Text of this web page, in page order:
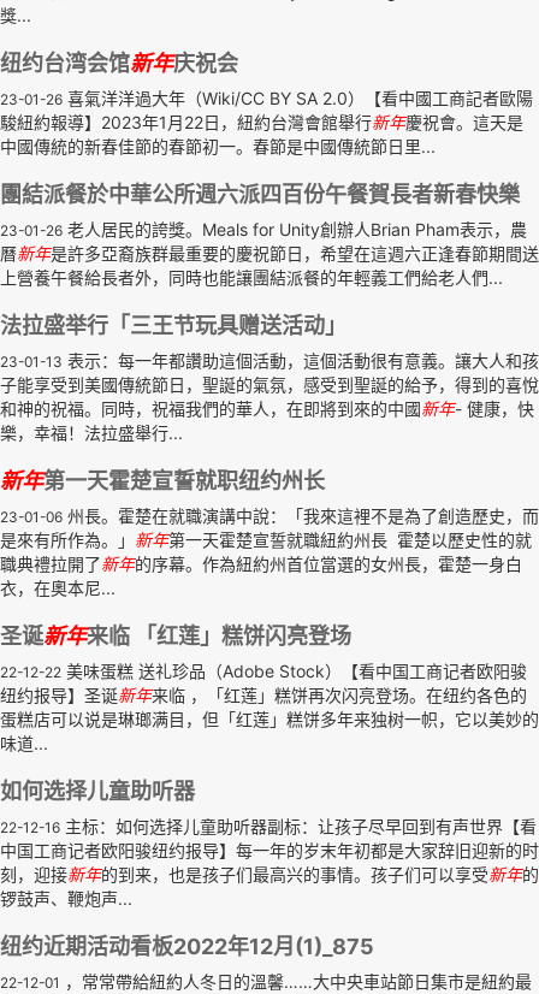
獎...
纽约台湾会馆新年庆祝会
23-01-26 喜氣洋洋過大年（Wiki/CC BY SA 2.0）【看中國工商記者歐陽
駿紐約報導】2023年1月22日，紐約台灣會館舉行新年慶祝會。這天是
中國傳統的新春佳節的春節初一。春節是中國傳統節日里...
團結派餐於中華公所週六派四百份午餐賀長者新春快樂
23-01-26 老人居民的誇獎。Meals for Unity創辦人Brian Pham表示，農
曆新年是許多亞裔族群最重要的慶祝節日，希望在這週六正逢春節期間送
上營養午餐給長者外，同時也能讓團結派餐的年輕義工們給老人們...
法拉盛举行「三王节玩具赠送活动」
23-01-13 表示：每一年都讚助這個活動，這個活動很有意義。讓大人和孩
子能享受到美國傳統節日，聖誕的氣氛，感受到聖誕的給予，得到的喜悅
和神的祝福。同時，祝福我們的華人，在即將到來的中國新年- 健康，快
樂，幸福！法拉盛舉行...
新年第一天霍楚宣誓就职纽约州长
23-01-06 州長。霍楚在就職演講中說：「我來這裡不是為了創造歷史，而
是來有所作為。」 新年第一天霍楚宣誓就職紐約州長 霍楚以歷史性的就
職典禮拉開了新年的序幕。作為紐約州首位當選的女州長，霍楚一身白
衣，在奧本尼...
圣诞新年来临 「红莲」糕饼闪亮登场
22-12-22 美味蛋糕 送礼珍品（Adobe Stock）【看中国工商记者欧阳骏
纽约报导】圣诞新年来临 ，「红莲」糕饼再次闪亮登场。在纽约各色的
蛋糕店可以说是琳瑯满目，但「红莲」糕饼多年来独树一帜，它以美妙的
味道...
如何选择儿童助听器
22-12-16 主标：如何选择儿童助听器副标：让孩子尽早回到有声世界【看
中国工商记者欧阳骏纽约报导】每一年的岁末年初都是大家辞旧迎新的时
刻，迎接新年的到来，也是孩子们最高兴的事情。孩子们可以享受新年的
锣鼓声、鞭炮声...
纽约近期活动看板2022年12月(1)_875
22-12-01 ，常常帶給紐約人冬日的溫馨……大中央車站節日集市是紐約最